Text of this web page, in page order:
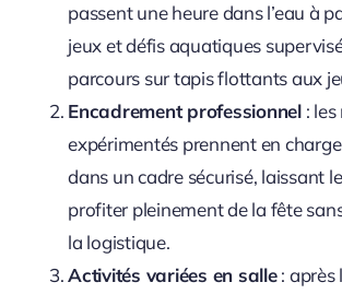
passent une heure dans l’eau à
jeux et défis aquatiques
parcours sur tapis flottants aux
Encadrement professionnel: les
expérimentés prennent en
dans un cadre sécurisé, laissant
profiter pleinement de la fête
la logistique.
Activités variées en salle: après